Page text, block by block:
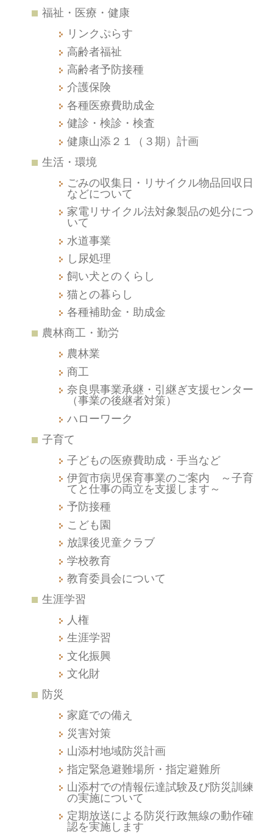
福祉・医療・健康
リンクぷらす
高齢者福祉
高齢者予防接種
介護保険
各種医療費助成金
健診・検診・検査
健康山添２１（３期）計画
生活・環境
ごみの収集日・リサイクル物品回収日
などについて
家電リサイクル法対象製品の処分につ
いて
水道事業
し尿処理
飼い犬とのくらし
猫との暮らし
各種補助金・助成金
農林商工・勤労
農林業
商工
奈良県事業承継・引継ぎ支援センター
（事業の後継者対策）
ハローワーク
子育て
子どもの医療費助成・手当など
伊賀市病児保育事業のご案内 ～子育
てと仕事の両立を支援します～
予防接種
こども園
放課後児童クラブ
学校教育
教育委員会について
生涯学習
人権
生涯学習
文化振興
文化財
防災
家庭での備え
災害対策
山添村地域防災計画
指定緊急避難場所・指定避難所
山添村での情報伝達試験及び防災訓練
の実施について
定期放送による防災行政無線の動作確
認を実施します